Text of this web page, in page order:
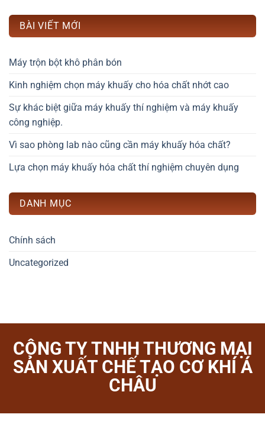
BÀI VIẾT MỚI
Máy trộn bột khô phân bón
Kinh nghiệm chọn máy khuấy cho hóa chất nhớt cao
Sự khác biệt giữa máy khuấy thí nghiệm và máy khuấy
công nghiệp.
Vì sao phòng lab nào cũng cần máy khuấy hóa chất?
Lựa chọn máy khuấy hóa chất thí nghiệm chuyên dụng
DANH MỤC
Chính sách
Uncategorized
CÔNG TY TNHH THƯƠNG MẠI
SẢN XUẤT CHẾ TẠO CƠ KHÍ Á
CHÂU